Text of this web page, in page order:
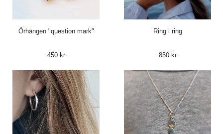
Örhängen "question mark"
450 kr
Ring i ring
850 kr